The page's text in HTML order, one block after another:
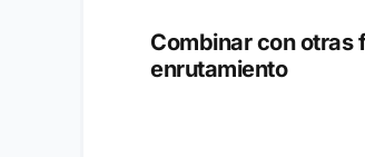
Combinar con otras
enrutamiento